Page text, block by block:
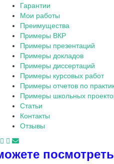
Гарантии
Мои работы
Преимущества
Примеры ВКР
Примеры презентаций
Примеры докладов
Примеры диссертаций
Примеры курсовых работ
Примеры отчетов по
Примеры школьных
Статьи
Контакты
Отзывы
примеры